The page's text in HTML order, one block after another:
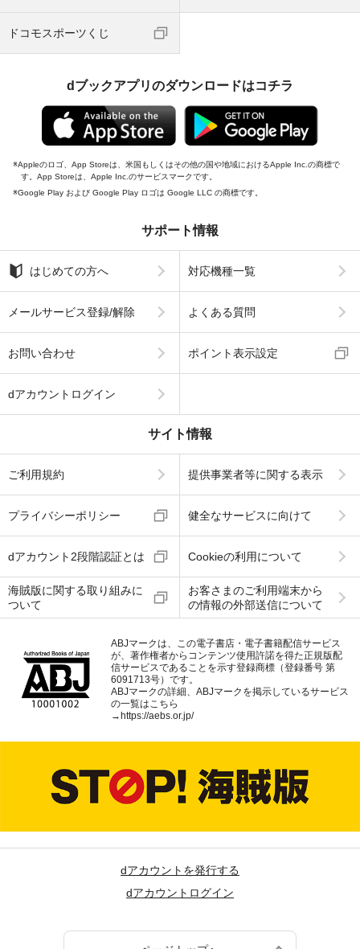
ドコモスポーツくじ
dブックアプリのダウンロードはコチラ
Appleのロゴ、App Storeは、米国もしくはその他の国や地域におけるApple Inc.の商標で
す。App Storeは、Apple Inc.のサービスマークです。
Google Play および Google Play ロゴは Google LLC の商標です。
サポート情報
はじめての方へ 対応機種一覧
メールサービス登録/解除 よくある質問
お問い合わせ ポイント表示設定
dアカウントログイン
サイト情報
ご利用規約 提供事業者等に関する表示
プライバシーポリシー 健全なサービスに向けて
dアカウント2段階認証とは Cookieの利用について
海賊版に関する取り組みに
ついて
お客さまのご利用端末から
の情報の外部送信について
ABJマークは、この電子書店・電子書籍配信サービス
が、著作権者からコンテンツ使用許諾を得た正規版配
信サービスであることを示す登録商標（登録番号 第
6091713号）です。
ABJマークの詳細、ABJマークを掲示しているサービス
の一覧はこちら
→https://aebs.or.jp/
dアカウントを発行する
dアカウントログイン